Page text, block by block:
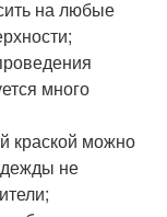
на любые
много
краской можно
не